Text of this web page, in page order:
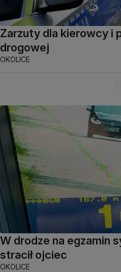
Zarzuty dla kierowcy i
drogowej
OKOLICE
W drodze na egzamin
stracił ojciec
OKOLICE